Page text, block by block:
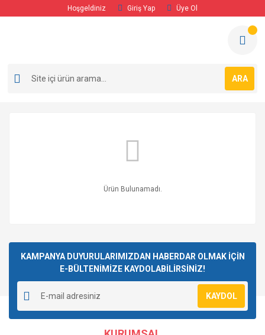
Hoşgeldiniz Giriş Yap Üye Ol
ARA
Ürün Bulunamadı.
KAMPANYA DUYURULARIMIZDAN HABERDAR OLMAK İÇİN
E-BÜLTENİMİZE KAYDOLABİLİRSİNİZ!
KAYDOL